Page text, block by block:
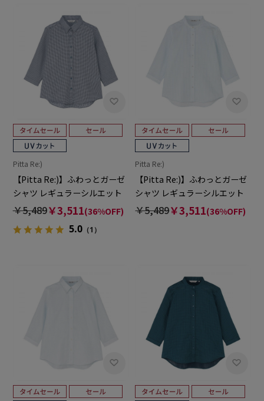
Pitta Re:)
【Pitta Re:)】ふわっとガーゼ
シャツ レギュラーシルエット
七分袖 綿100% レディース カ
ジュアルシャツ
￥5,489￥3,511(36%OFF)
5.0（1）
Pitta Re:)
【Pitta Re:)】ふわっとガーゼ
シャツ レギュラーシルエット
七分袖 綿100% レディース カ
ジュアルシャツ
￥5,489￥3,511(36%OFF)